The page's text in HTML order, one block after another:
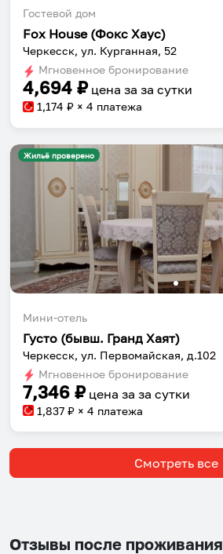
Гостевой дом
Fox House (Фокс Хаус)
Черкесск, ул. Курганная, 52
Мгновенное бронирование
4,694 ₽ цена за за сутки
1,174 ₽ × 4 платежа
Жильё проверено
Мини-отель
Густо (бывш. Гранд Хаят)
Черкесск, ул. Первомайская, д.102
Мгновенное бронирование
7,346 ₽ цена за за сутки
1,837 ₽ × 4 платежа
Смотреть все
Отзывы после проживания